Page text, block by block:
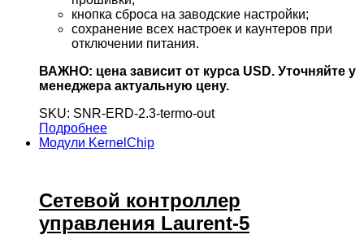
кнопка сброса на заводские настройки;
сохранение всех настроек и каунтеров при
отключении питания.
ВАЖНО: цена зависит от курса USD. Уточняйте у
менеджера актуальную цену.
SKU: SNR-ERD-2.3-termo-out
Подробнее
Модули KernelChip
Сетевой контроллер
управления Laurent-5